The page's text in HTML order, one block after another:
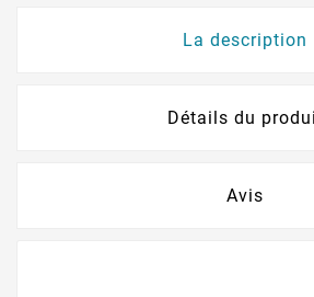
La description
Détails du
Avis